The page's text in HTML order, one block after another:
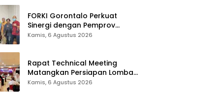
FORKI Gorontalo Perkuat
Sinergi dengan Pemprov
Jelang Kejurda Liga 1 Piala
Kamis, 6 Agustus 2026
Rapat Technical Meeting
Matangkan Persiapan Lomba
Olahraga Masyarakat Tingkat
Kamis, 6 Agustus 2026